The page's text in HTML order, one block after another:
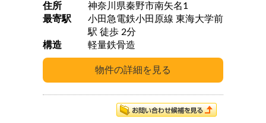
住所
神奈川県秦野市南矢名1
最寄駅
小田急電鉄小田原線 東海大学前
駅 徒歩 2分
構造
軽量鉄骨造